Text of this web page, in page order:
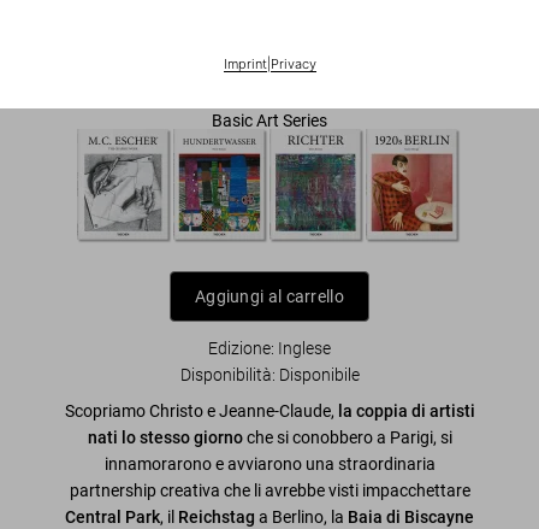
Imprint| Privacy
US$ 20
Basic Art Series
Aggiungi al carrello
Edizione: Inglese
Disponibilità: Disponibile
Scopriamo Christo e Jeanne-Claude, la coppia di artisti
nati lo stesso giornoche si conobbero a Parigi, si
innamorarono e avviarono una straordinaria
partnership creativa che li avrebbe visti impacchettare
Central Park, il Reichstag a Berlino, la Baia di Biscayne